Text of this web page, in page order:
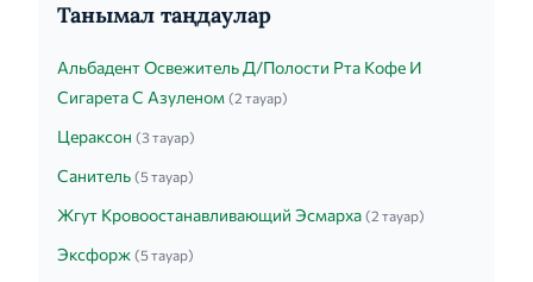
Танымал таңдаулар
Альбадент Освежитель Д/Полости Рта Кофе И
Сигарета С Азуленом (2 тауар)
Цераксон (3 тауар)
Санитель (5 тауар)
Жгут Кровоостанавливающий Эсмарха (2 тауар)
Эксфорж (5 тауар)